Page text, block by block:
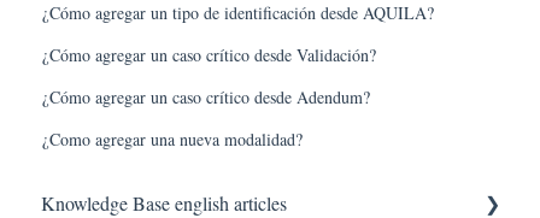
¿Cómo agregar un tipo de identificación desde AQUILA?
¿Cómo agregar un caso crítico desde Validación?
¿Cómo agregar un caso crítico desde Adendum?
¿Como agregar una nueva modalidad?
Knowledge Base english articles